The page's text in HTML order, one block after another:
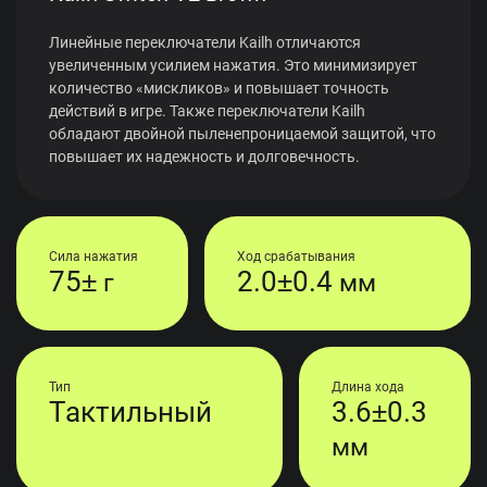
Линейные переключатели Kailh отличаются
увеличенным усилием нажатия. Это минимизирует
количество «мискликов» и повышает точность
действий в игре. Также переключатели Kailh
обладают двойной пыленепроницаемой защитой, что
повышает их надежность и долговечность.
Сила нажатия
75± г
Ход срабатывания
2.0±0.4 мм
Тип
Тактильный
Длина хода
3.6±0.3
мм